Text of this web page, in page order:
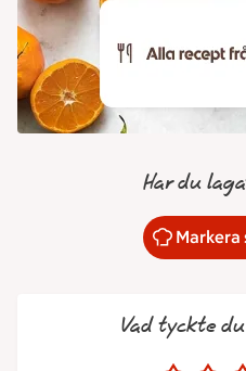
Har du
Vad tyckte